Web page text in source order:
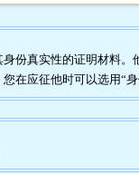
份真实性的证明材料。
在应征他时可以选用“